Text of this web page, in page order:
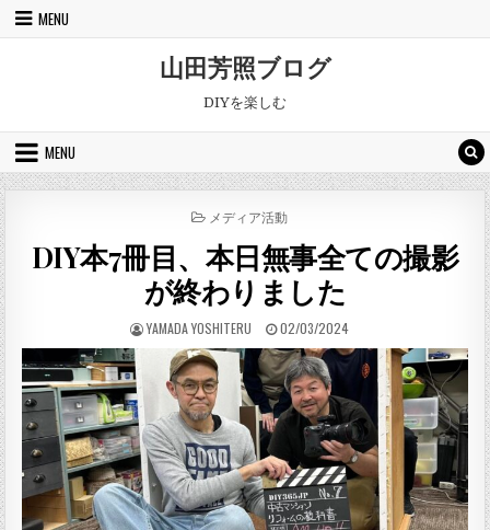
Skip to content
MENU
山田芳照ブログ
DIYを楽しむ
MENU
POSTED IN
メディア活動
DIY本7冊目、本日無事全ての撮影
が終わりました
AUTHOR:
YAMADA YOSHITERU PUBLISHED DATE:
02/03/2024